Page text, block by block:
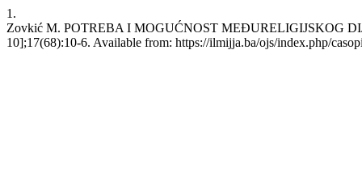
1.
Zovkić M. POTREBA I MOGUĆNOST MEĐURELIGIJSKOG
10];17(68):10-6. Available from: https://ilmijja.ba/ojs/index.php/